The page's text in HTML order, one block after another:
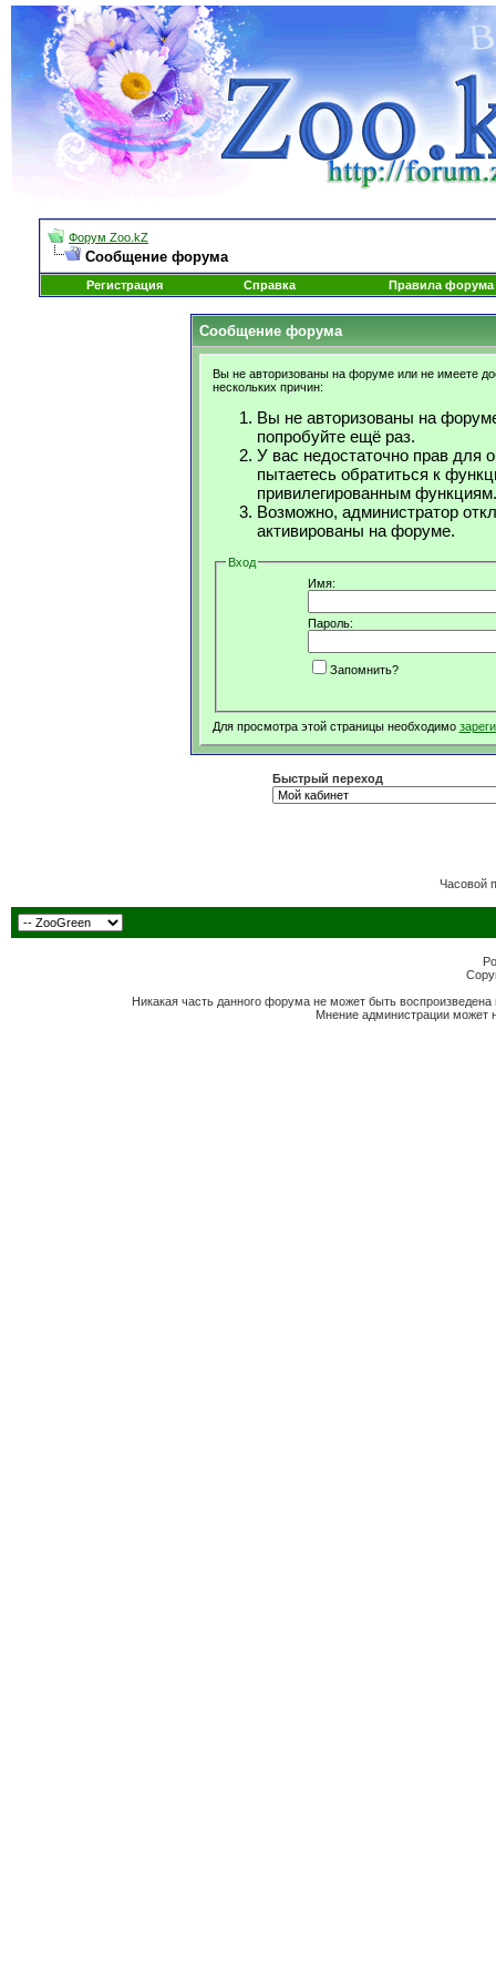
Форум Zoo.kZ
Сообщение форума
Регистрация Справка Правила форума
Сообщение форума
Вы не авторизованы на форуме или не имеете
нескольких причин:
Вы не авторизованы на
попробуйте ещё раз.
У вас недостаточно прав для
пытаетесь обратиться к
привилегированным функциям.
Возможно, администратор
активированы на форуме.
Вход
Имя:
Пароль:
Запомнить?
Для просмотра этой страницы необходимо
Быстрый переход
Часовой
Никакая часть данного форума не может быть
Мнение администрации может